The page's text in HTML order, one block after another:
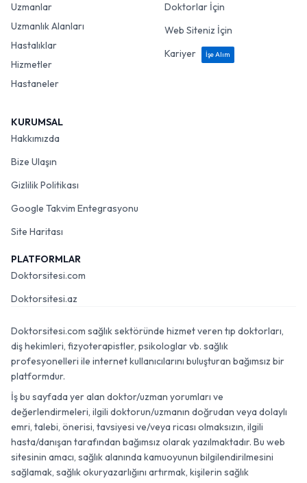
Uzmanlar
Uzmanlık Alanları
Hastalıklar
Hizmetler
Hastaneler
Doktorlar İçin
Web Siteniz İçin
Kariyer
İşe Alım
KURUMSAL
Hakkımızda
Bize Ulaşın
Gizlilik Politikası
Google Takvim Entegrasyonu
Site Haritası
PLATFORMLAR
Doktorsitesi.com
Doktorsitesi.az
Doktorsitesi.com sağlık sektöründe hizmet veren tıp doktorları,
diş hekimleri, fizyoterapistler, psikologlar vb. sağlık
profesyonelleri ile internet kullanıcılarını buluşturan bağımsız bir
platformdur.
İş bu sayfada yer alan doktor/uzman yorumları ve
değerlendirmeleri, ilgili doktorun/uzmanın doğrudan veya dolaylı
emri, talebi, önerisi, tavsiyesi ve/veya ricası olmaksızın, ilgili
hasta/danışan tarafından bağımsız olarak yazılmaktadır. Bu web
sitesinin amacı, sağlık alanında kamuoyunun bilgilendirilmesini
sağlamak, sağlık okuryazarlığını artırmak, kişilerin sağlık